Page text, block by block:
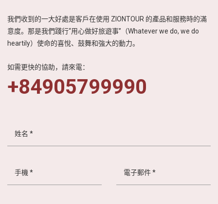
我們收到的一大好處是客戶在使用 ZIONTOUR 的產品和服務時的滿
意度。那是我們踐行“用心做好旅遊事”（Whatever we do, we do
heartily）使命的喜悅、鼓舞和強大的動力。
如需更快的協助，請來電：
+84905799990